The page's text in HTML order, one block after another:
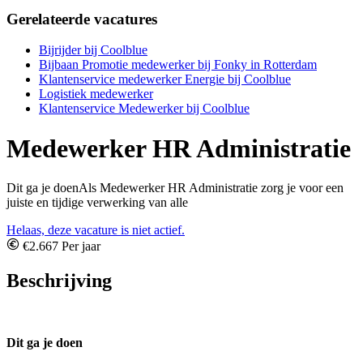
Gerelateerde vacatures
Bijrijder bij Coolblue
Bijbaan Promotie medewerker bij Fonky in Rotterdam
Klantenservice medewerker Energie bij Coolblue
Logistiek medewerker
Klantenservice Medewerker bij Coolblue
Medewerker HR Administratie
Dit ga je doenAls Medewerker HR Administratie zorg je voor een
juiste en tijdige verwerking van alle
Helaas, deze vacature is niet actief.
€2.667 Per jaar
Beschrijving
Dit ga je doen